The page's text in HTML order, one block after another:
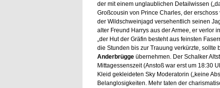
der mit einem unglaublichen Detailwissen
Großcousin von Prince Charles, der
der Wildschweinjagd versehentlich seinen
alter Freund Harrys aus der Armee, er verlor
„der Hut der Gräfin besteht aus feinsten
die Stunden bis zur Trauung verkürzte, sollte
Anderbrügge übernehmen. Der Schalker
Mittagessenszeit (Anstoß war erst um 18:30
Kleid gekleideten Sky Moderatorin („keine
Belanglosigkeiten. Mehr taten der